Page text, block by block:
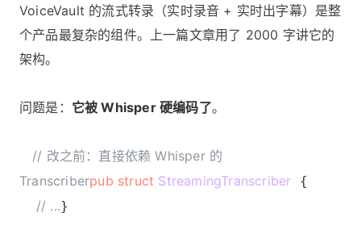
VoiceVault 的流式转录（实时录音 + 实时出字幕）是整
个产品最复杂的组件。上一篇文章用了 2000 字讲它的
架构。
问题是： 它被 Whisper 硬编码了。
// 改之前：直接依赖 Whisper 的
Transcriberpub struct StreamingTranscriber {
// ...}